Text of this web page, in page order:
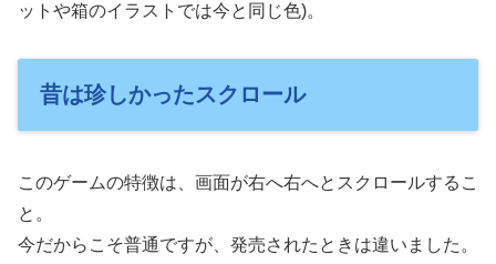
ットや箱のイラストでは今と同じ色)。
昔は珍しかったスクロール
このゲームの特徴は、画面が右へ右へとスクロールするこ
と。
今だからこそ普通ですが、発売されたときは違いました。